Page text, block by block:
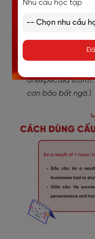
Ví dụ:
He succeeded in
perseverance and
trong sự nghiệp
unexpected storm.
cơn bão bất ngờ.)
Nhu cầu học tập